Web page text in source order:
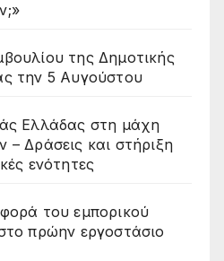
της Δημοτικής
την 5 Αυγούστου
Ελλάδας στη μάχη
Δράσεις και στήριξη
ενότητες
του εμπορικού
πρώην εργοστάσιο